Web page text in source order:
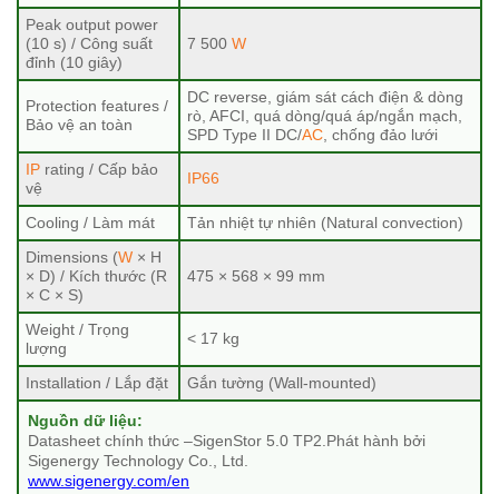
Peak output power
(10 s) / Công suất
đỉnh (10 giây)
7 500 W
Protection features /
Bảo vệ an toàn
DC reverse, giám sát cách điện & dòng
rò, AFCI, quá dòng/quá áp/ngắn mạch,
SPD Type II DC/AC , chống đảo lưới
IP rating / Cấp bảo
vệ
IP66
Cooling / Làm mát Tản nhiệt tự nhiên (Natural convection)
Dimensions (W × H
× D) / Kích thước (R
× C × S)
475 × 568 × 99 mm
Weight / Trọng
lượng
< 17 kg
Installation / Lắp đặt Gắn tường (Wall-mounted)
Nguồn dữ liệu:
Datasheet chính thức –SigenStor 5.0 TP2.Phát hành bởi
Sigenergy Technology Co., Ltd.
www.sigenergy.com/en